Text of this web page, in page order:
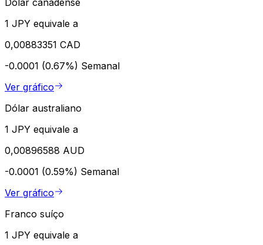
1 JPY equivale a
0,00883351 CAD
-0.0001 (0.67%) Semanal
Ver gráfico
Dólar australiano
1 JPY equivale a
0,00896588 AUD
-0.0001 (0.59%) Semanal
Ver gráfico
Franco suíço
1 JPY equivale a